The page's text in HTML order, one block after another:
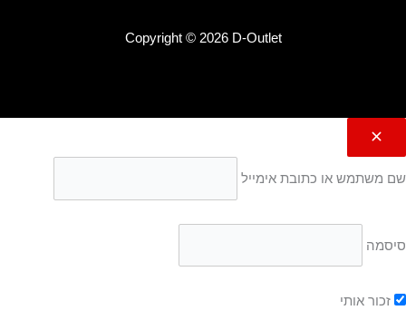
Copyright © 2026 D-Outlet
שם משתמש או כתובת אימייל
סיסמה
זכור אותי